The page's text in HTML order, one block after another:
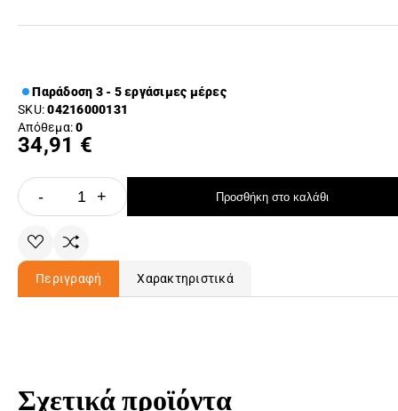
Παράδοση 3 - 5 εργάσιμες μέρες
SKU:04216000131
Απόθεμα:0
34,91 €
- + Προσθήκη στο καλάθι
Περιγραφή Χαρακτηριστικά
Σχετικά προϊόντα